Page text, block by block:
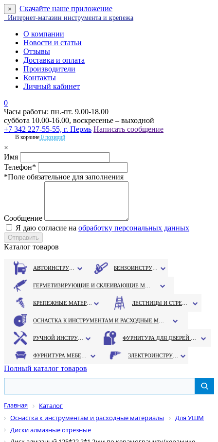
× Скачайте наше приложение
Интернет-магазин инструмента и крепежа
О компании
Новости и статьи
Отзывы
Доставка и оплата
Производители
Контакты
Личный кабинет
0
Часы работы: пн.-пт. 9.00-18.00
суббота 10.00-16.00, воскресенье – выходной
+7 342 227-55-55, г. Пермь Написать сообщение
В корзине 0 позиций
×
Имя
Телефон*
*Поле обязательное для заполнения
Сообщение
Я даю согласие на обработку персональных данных
Каталог товаров
Полный каталог товаров
Главная
Каталог
Оснастка к инструментам и расходные материалы
Для УШМ
Диски алмазные отрезные